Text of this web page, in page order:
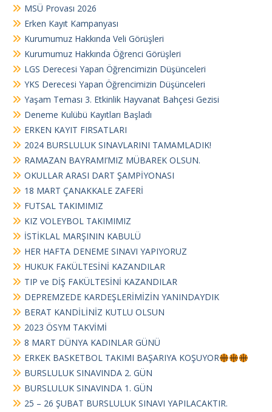
n
m
e
s
MSÜ Provası 2026
Erken Kayıt Kampanyası
Kurumumuz Hakkında Veli Görüşleri
Kurumumuz Hakkında Öğrenci Görüşleri
LGS Derecesi Yapan Öğrencimizin Düşünceleri
YKS Derecesi Yapan Öğrencimizin Düşünceleri
Yaşam Teması 3. Etkinlik Hayvanat Bahçesi Gezisi
Deneme Kulübü Kayıtları Başladı
ERKEN KAYIT FIRSATLARI
2024 BURSLULUK SINAVLARINI TAMAMLADIK!
RAMAZAN BAYRAMI’MIZ MÜBAREK OLSUN.
OKULLAR ARASI DART ŞAMPİYONASI
18 MART ÇANAKKALE ZAFERİ
FUTSAL TAKIMIMIZ
KIZ VOLEYBOL TAKIMIMIZ
İSTİKLAL MARŞININ KABULÜ
HER HAFTA DENEME SINAVI YAPIYORUZ
HUKUK FAKÜLTESİNİ KAZANDILAR
TIP ve DİŞ FAKÜLTESİNİ KAZANDILAR
DEPREMZEDE KARDEŞLERİMİZİN YANINDAYDIK
BERAT KANDİLİNİZ KUTLU OLSUN
2023 ÖSYM TAKVİMİ
8 MART DÜNYA KADINLAR GÜNÜ
ERKEK BASKETBOL TAKIMI BAŞARIYA KOŞUYOR
BURSLULUK SINAVINDA 2. GÜN
BURSLULUK SINAVINDA 1. GÜN
25 – 26 ŞUBAT BURSLULUK SINAVI YAPILACAKTIR.